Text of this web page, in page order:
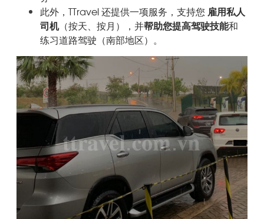
此外，TTravel 还提供一项服务，支持您 雇用私人
司机（按天、按月），并帮助您提高驾驶技能和
练习道路驾驶（南部地区）。